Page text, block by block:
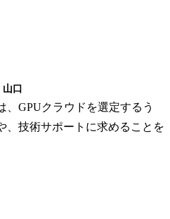
山口
、GPUクラウドを選定するう
、技術サポートに求めることを